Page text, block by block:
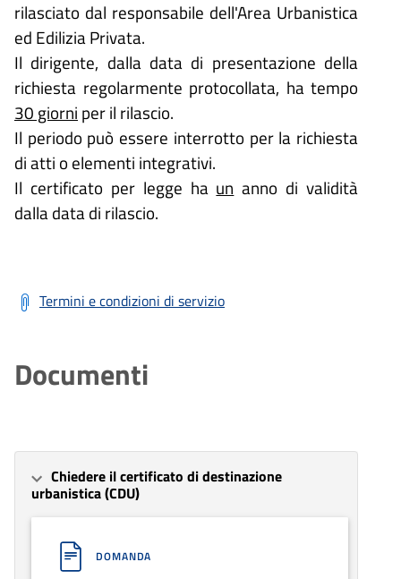
rilasciato dal responsabile dell'Area Urbanistica
ed Edilizia Privata.
Il dirigente, dalla data di presentazione della
richiesta regolarmente protocollata, ha tempo
30 giorni per il rilascio.
Il periodo può essere interrotto per la richiesta
di atti o elementi integrativi.
Il certificato per legge ha un anno di validità
dalla data di rilascio.
Termini e condizioni di servizio
Documenti
Chiedere il certificato di destinazione
urbanistica (CDU)
DOMANDA